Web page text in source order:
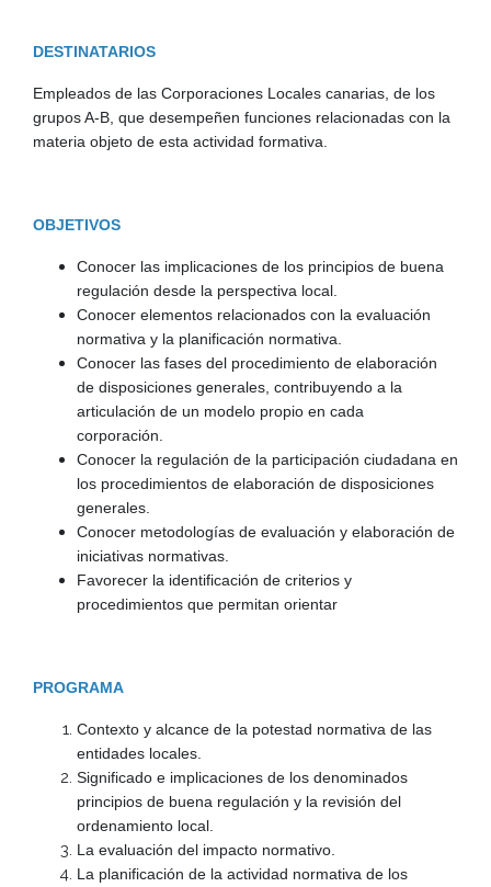
DESTINATARIOS
Empleados de las Corporaciones Locales canarias, de los
grupos A-B, que desempeñen funciones relacionadas con la
materia objeto de esta actividad formativa.
OBJETIVOS
Conocer las implicaciones de los principios de buena
regulación desde la perspectiva local.
Conocer elementos relacionados con la evaluación
normativa y la planificación normativa.
Conocer las fases del procedimiento de elaboración
de disposiciones generales, contribuyendo a la
articulación de un modelo propio en cada
corporación.
Conocer la regulación de la participación ciudadana en
los procedimientos de elaboración de disposiciones
generales.
Conocer metodologías de evaluación y elaboración de
iniciativas normativas.
Favorecer la identificación de criterios y
procedimientos que permitan orientar
PROGRAMA
Contexto y alcance de la potestad normativa de las
entidades locales.
Significado e implicaciones de los denominados
principios de buena regulación y la revisión del
ordenamiento local.
La evaluación del impacto normativo.
La planificación de la actividad normativa de los